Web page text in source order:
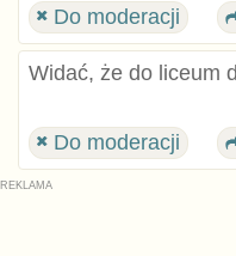
Do moderacji
Widać, że do liceum
Do moderacji